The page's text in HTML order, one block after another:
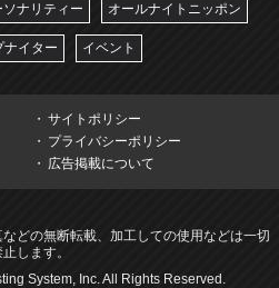
ナリティー オールナイトニッポン
ナイター イベント
サイトポリシー
プライバシーポリシー
広告掲載について
どの無断転載、加工しての使用などは一切
止します。
System, Inc. All Rights Reserved.